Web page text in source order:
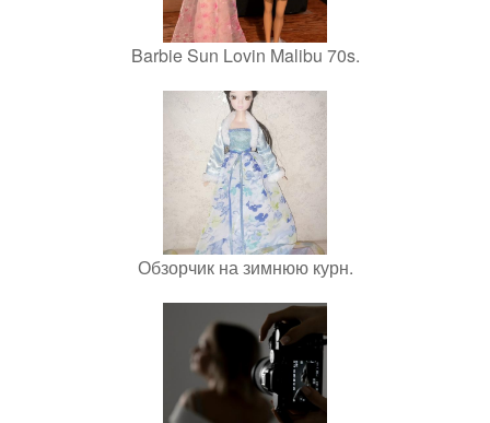
Barbie Sun Lovin Malibu 70s.
Обзорчик на зимнюю курн.